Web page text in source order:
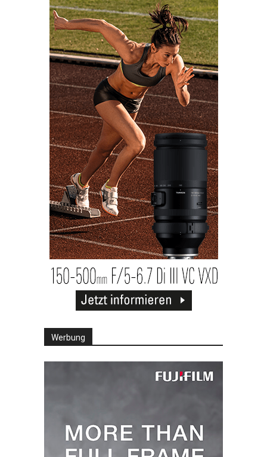
Werbung